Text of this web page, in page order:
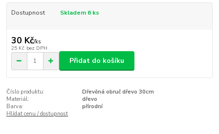
Dostupnost Skladem 6 ks
30 Kč/ks
25 Kč bez DPH
Přidat do košíku
Číslo produktu:
Dřevěná obruč dřevo 30cm
Materiál:
dřevo
Barva:
přírodní
Hlídat cenu / dostupnost